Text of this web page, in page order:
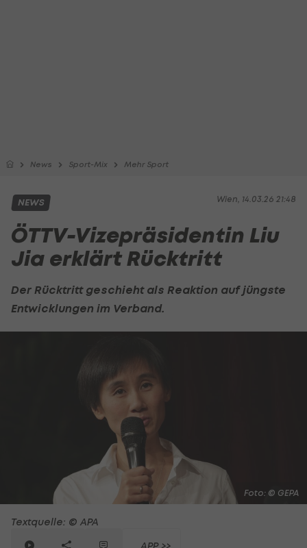
News Sport-Mix Mehr Sport
Wien, 14.03.26 21:48
NEWS
ÖTTV-Vizepräsidentin Liu
Jia erklärt Rücktritt
Der Rücktritt geschieht als Reaktion auf jüngste
Entwicklungen im Verband.
Foto: © GEPA
Textquelle: © APA
APP >>